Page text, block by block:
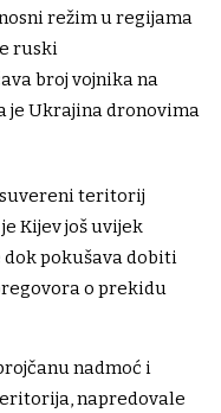
režim u regijama
ruski
broj vojnika na
je Ukrajina dronovima
teritorij
Kijev još uvijek
dok pokušava dobiti
o prekidu
nadmoć i
napredovale